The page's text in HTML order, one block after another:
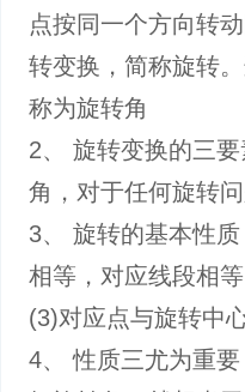
点按同一个方向转
转变换，简称旋转
称为旋转角
2、 旋转变换的三
角，对于任何旋转
3、 旋转的基本性
相等，对应线段相
(3)对应点与旋转中
4、 性质三尤为重